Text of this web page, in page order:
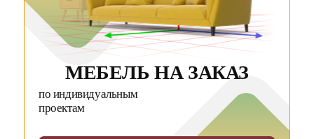
МЕБЕЛЬ НА ЗАКАЗ
по индивидуальным
проектам